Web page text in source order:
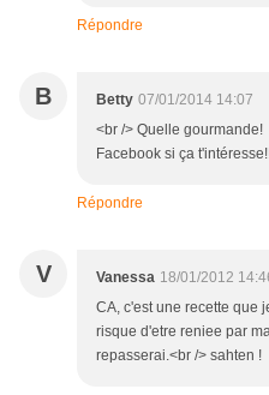
Répondre
B Betty 07/01/2014 14:07
<br /> Quelle
Facebook si ça
Répondre
V Vanessa 18/01/2012
CA, c'est une recette que
risque d'etre reniee par
repasserai.<br /> sahten !